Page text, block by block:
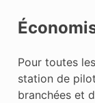
Pour toutes
station de
branchées et